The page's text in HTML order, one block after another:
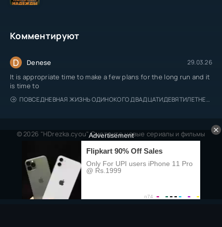
Комментируют
D Denese 29.03.26
It is appropriate time to make a few plans for the long run and it
is time to
ПОВСЕДНЕВНАЯ ЖИЗНЬ ОДИНОКОГО ДВАДЦАТИДЕВЯТИЛЕТНЕГО АВАНТЮРИСТА
© 2026 "HDrezka.cyou" Смотрите новые сериалы и фильмы
Все права защищены, берегитесь пиратов.
Правообладателям